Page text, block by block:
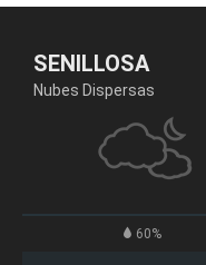
SENILLOSA
Nubes Dispersas
60%